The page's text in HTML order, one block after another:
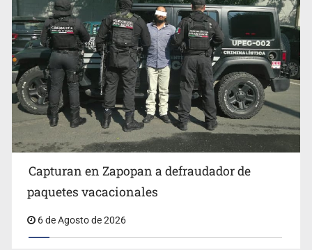
Capturan en Zapopan a defraudador de
paquetes vacacionales
6 de Agosto de 2026